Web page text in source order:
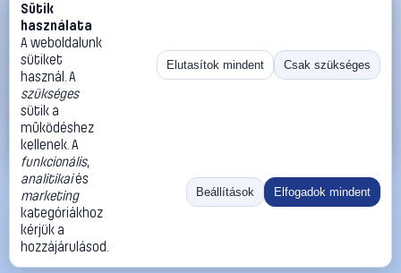
#2734266
kwb 914512 Csiszolószalag készlet Szemcsézet 120 (H x
Sz) 610 mm x 100 mm 3 db
kwb Csiszolópapír
5 990 Ft
Kosárba
«
Ugrás:
Méret:
Rendezés:
©2026
ThermoScope
ÁSZF
Cégbemutató
Sütik
használata
A weboldalunk
sütiket
használ. A
szükséges
sütik a
működéshez
kellenek. A
funkcionális,
analitikaiés
marketing
kategóriákhoz
kérjük a
hozzájárulásod.
Elutasítok mindent Csak szükséges
Beállítások Elfogadok mindent